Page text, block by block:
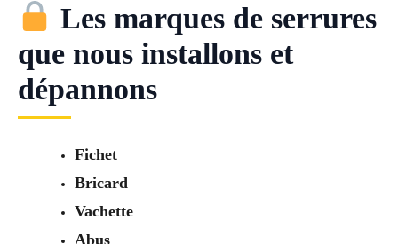
Les marques de serrures
que nous installons et
dépannons
Fichet
Bricard
Vachette
Abus